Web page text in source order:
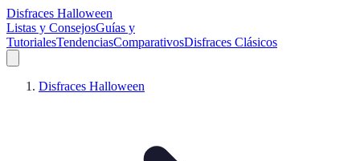
Disfraces Halloween
Listas y ConsejosGuías y
TutorialesTendenciasComparativosDisfraces Clásicos
Disfraces Halloween